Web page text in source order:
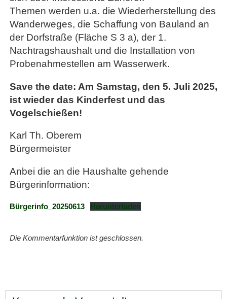
Themen werden u.a. die Wiederherstellung des
Wanderweges, die Schaffung von Bauland an
der Dorfstraße (Fläche S 3 a), der 1.
Nachtragshaushalt und die Installation von
Probenahmestellen am Wasserwerk.
Save the date: Am Samstag, den 5. Juli 2025,
ist wieder das Kinderfest und das
Vogelschießen!
Karl Th. Oberem
Bürgermeister
Anbei die an die Haushalte gehende
Bürgerinformation:
Bürgerinfo_20250613 Herunterladen
Die Kommentarfunktion ist geschlossen.